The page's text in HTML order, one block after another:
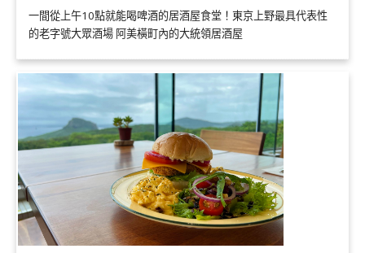
一間從上午10點就能喝啤酒的居酒屋食堂！東京上野最具代表性
的老字號大眾酒場 阿美橫町內的大統領居酒屋